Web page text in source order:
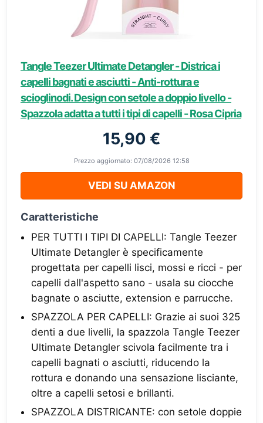
Tangle Teezer Ultimate Detangler - Districa i
capelli bagnati e asciutti - Anti-rottura e
scioglinodi. Design con setole a doppio livello -
Spazzola adatta a tutti i tipi di capelli - Rosa Cipria
15,90 €
Prezzo aggiornato: 07/08/2026 12:58
VEDI SU AMAZON
Caratteristiche
PER TUTTI I TIPI DI CAPELLI: Tangle Teezer
Ultimate Detangler è specificamente
progettata per capelli lisci, mossi e ricci - per
capelli dall'aspetto sano - usala su ciocche
bagnate o asciutte, extension e parrucche.
SPAZZOLA PER CAPELLI: Grazie ai suoi 325
denti a due livelli, la spazzola Tangle Teezer
Ultimate Detangler scivola facilmente tra i
capelli bagnati o asciutti, riducendo la
rottura e donando una sensazione lisciante,
oltre a capelli setosi e brillanti.
SPAZZOLA DISTRICANTE: con setole doppie